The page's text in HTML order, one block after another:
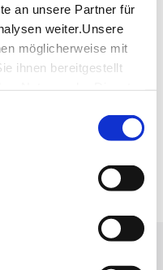
an unsere Partner für
weiter.Unsere
möglicherweise mit
ihnen bereitgestellt
Stuttgart GmbH